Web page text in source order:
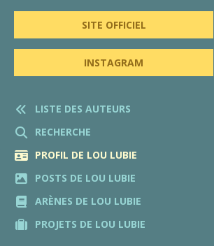
SITE OFFICIEL
INSTAGRAM
LISTE DES AUTEURS
RECHERCHE
PROFIL DE LOU LUBIE
POSTS DE LOU LUBIE
ARÈNES DE LOU LUBIE
PROJETS DE LOU LUBIE